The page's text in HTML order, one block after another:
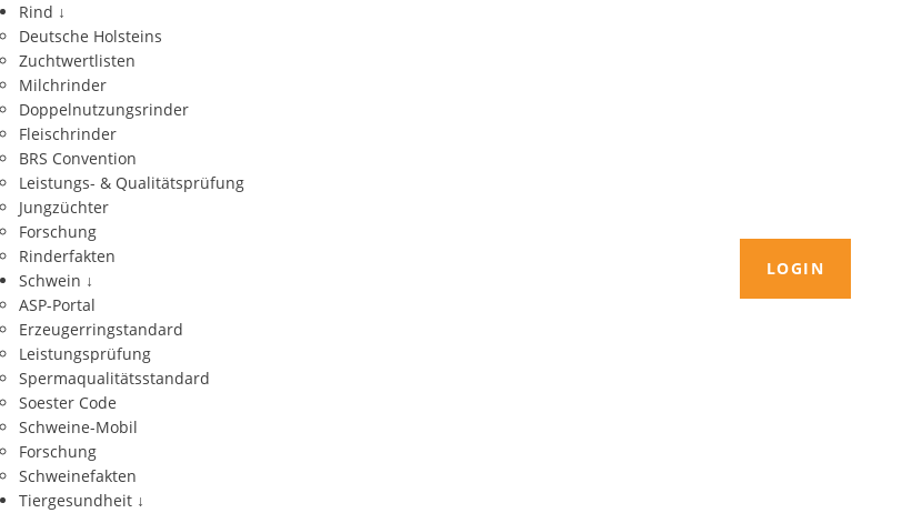
Rind ↓
Deutsche Holsteins
Zuchtwertlisten
Milchrinder
Doppelnutzungsrinder
Fleischrinder
BRS Convention
Leistungs- & Qualitätsprüfung
Jungzüchter
Forschung
Rinderfakten
Schwein ↓
ASP-Portal
Erzeugerringstandard
Leistungsprüfung
Spermaqualitätsstandard
Soester Code
Schweine-Mobil
Forschung
Schweinefakten
Tiergesundheit ↓
LOGIN